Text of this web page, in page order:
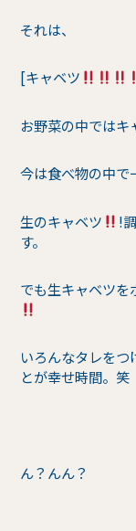
それは、
[キャベツ
お野菜の中ではキ
今は食べ物の中
生のキャベツ
!
す。
でも生キャベツを
いろんなタレを
とが幸せ時間。笑
ん？んん？